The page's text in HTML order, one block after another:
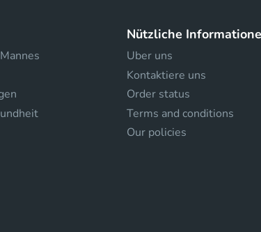
Nützliche
Uber uns
Kontaktiere uns
Order status
Terms and conditions
Our policies